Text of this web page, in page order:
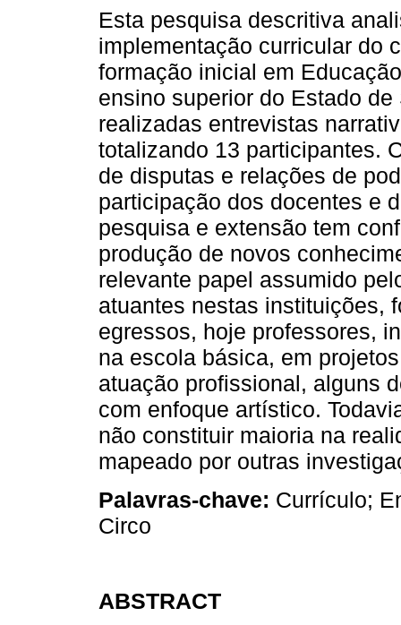
Esta pesquisa descritiva
implementação curricular do
formação inicial em
ensino superior do Estado
realizadas entrevistas
totalizando 13 participantes.
de disputas e relações de
participação dos docentes e
pesquisa e extensão tem
produção de novos
relevante papel assumido
atuantes nestas instituições,
egressos, hoje professores,
na escola básica, em
atuação profissional, alguns
com enfoque artístico.
não constituir maioria na
mapeado por outras
Palavras-chave: Currículo;
Circo
ABSTRACT